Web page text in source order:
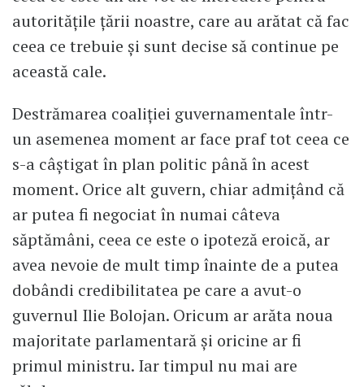
autoritățile țării noastre, care au arătat că fac
ceea ce trebuie și sunt decise să continue pe
această cale.
Destrămarea coaliției guvernamentale într-
un asemenea moment ar face praf tot ceea ce
s-a câștigat în plan politic până în acest
moment. Orice alt guvern, chiar admițând că
ar putea fi negociat în numai câteva
săptămâni, ceea ce este o ipoteză eroică, ar
avea nevoie de mult timp înainte de a putea
dobândi credibilitatea pe care a avut-o
guvernul Ilie Bolojan. Oricum ar arăta noua
majoritate parlamentară şi oricine ar fi
primul ministru. Iar timpul nu mai are